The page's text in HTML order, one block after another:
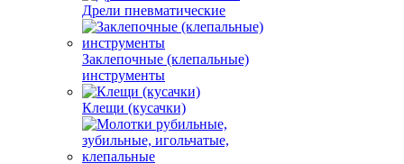
Дрели пневматические
Заклепочные (клепальные)
инструменты
Клещи (кусачки)